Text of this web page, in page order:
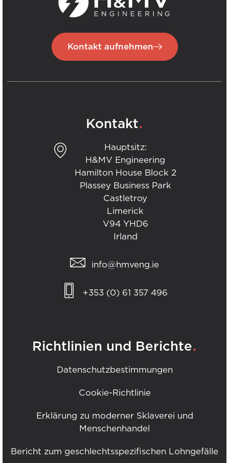
Kontakt aufnehmen
Kontakt.
Hauptsitz:
H&MV Engineering
Hamilton House Block 2
Plassey Business Park
Castletroy
Limerick
V94 YHD6
Irland
info@hmveng.ie
+353 (0) 61 357 496
Richtlinien und Berichte.
Datenschutzbestimmungen
Cookie-Richtlinie
Erklärung zu moderner Sklaverei und
Menschenhandel
Bericht zum geschlechtsspezifischen Lohngefälle